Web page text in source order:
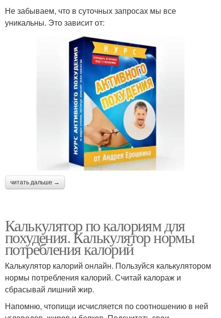
Не забываем, что в суточных запросах мы все
уникальны. Это зависит от:
читать дальше →
Калькулятор по калориям для
похудения. Калькулятор нормы
потребления калорий
Калькулятор калорий онлайн. Пользуйся калькулятором
нормы потребления калорий. Считай калораж и
сбрасывай лишний жир.
Напомню, чтопищи исчисляется по соотношению в ней